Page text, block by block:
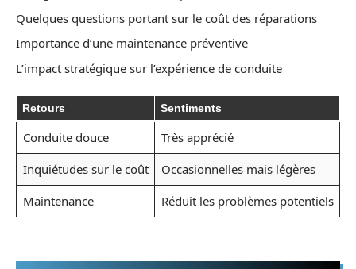
Quelques questions portant sur le coût des réparations
Importance d’une maintenance préventive
L’impact stratégique sur l’expérience de conduite
Retours Sentiments
Conduite douce
Très apprécié
Inquiétudes sur le coût
Occasionnelles mais légères
Maintenance
Réduit les problèmes potentiels